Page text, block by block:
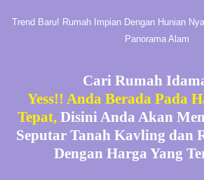
Trend Baru! Rumah Impian Dengan Hunian
Panorama Alam
Cari Rumah
Yess!! Anda Berada Pada
Tepat,Disini Anda Akan
Seputar Tanah Kavling dan
Dengan Harga Yang